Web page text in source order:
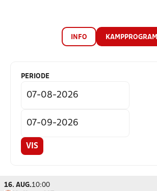
INFO KAMPPROGRAM
PERIODE
VIS
16. AUG.10:00